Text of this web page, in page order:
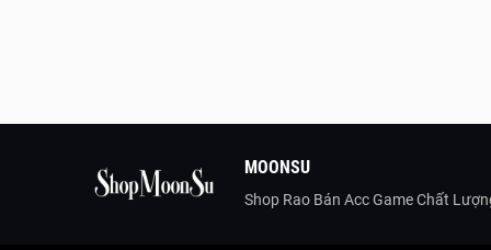
MOONSU
Shop Rao Bán Acc Game Chất